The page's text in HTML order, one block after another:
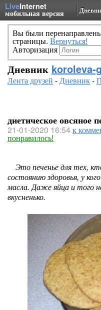
LiveInternet
мобильная версия
Вы были
страницы. Вернуться!
Авторизация
Дневник koroleva-
Лента друзей -Дневник-
диетическое овсяное
21-01-2020 16:54к
понравилось!
Это печенье для тех,
состоянию здоровья, у
масла. Даже яйца и того
вкусненько.